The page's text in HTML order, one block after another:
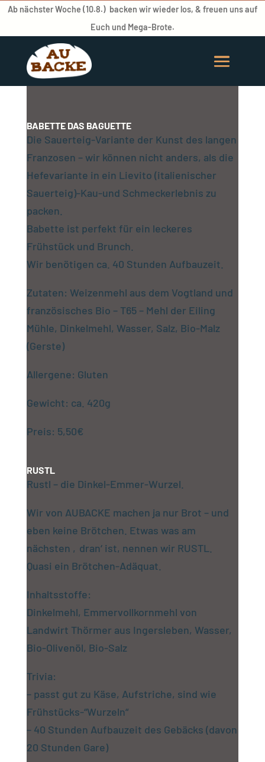
Ab nächster Woche (10.8.) backen wir wieder los, & freuen uns auf
Euch und Mega-Brote.
BABETTE DAS BAGUETTE
Die Sauerteig-Variante der Kunst des langen
Franzosen – wir können nicht anders, als die
Hefevariante in ein Lievito (italienischer
Sauerteig)-Kau-und Schmeckerlebnis zu
packen.
Babette ist perfekt für ein leckeres
Frühstück und Brunch.
Wir benötigen ca. 40 Stunden Aufbauzeit.
Zutaten: Weizenmehl aus dem Vogtland und
französisches Bio – T65 – Mehl der Eiling
Mühle, Dinkelmehl, Wasser, Salz, Bio-Malz
(Gerste)
Allergene: Gluten
Gewicht: ca. 420g
Preis: 5,50€
RUSTL
Rustl – die Dinkel-Emmer-Wurzel.
Wir von AUBACKE machen ja nur Brot – und
eben keine Brötchen. Etwas was am
nächsten ‚dran‘ ist, nennen wir RUSTL.
Quasi ein Brötchen-Adäquat.
Inhaltsstoffe:
Dinkelmehl, Emmervollkornmehl von
Landwirt Thörmer aus Ingersleben, Wasser,
Bio-Olivenöl, Bio-Salz
Trivia:
– passt gut zu Käse, Aufstriche, sind wie
Frühstücks-“Wurzeln“
– 40 Stunden Aufbauzeit des Gebäcks (davon
20 Stunden Gare)